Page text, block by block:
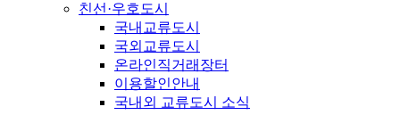
친선·우호도시
국내교류도시
국외교류도시
온라인직거래장터
이용할인안내
국내외 교류도시 소식